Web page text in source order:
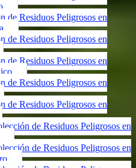
de Residuos Peligrosos en
de Residuos Peligrosos en
de Residuos Peligrosos en
de Residuos Peligrosos en
de Residuos Peligrosos en
de Residuos Peligrosos en
de Residuos Peligrosos en